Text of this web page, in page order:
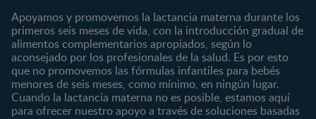
¿Quiénes somos?
Marcas y productos
Nuestros Productos
Nuestras Marcas
Embarazo
Posparto
0 a 4 meses
4 a 6 meses
6 a 8 meses
8 a 12 meses
Nutrición
Salud
Maternidad
Paternidad
Vida en familia
Apoyamos y promovemos la lactancia materna durante los
primeros seis meses de vida, con la introducción gradual de
alimentos complementarios apropiados, según lo
aconsejado por los profesionales de la salud. Es por esto
que no promovemos las fórmulas infantiles para bebés
menores de seis meses, como mínimo, en ningún lugar.
Cuando la lactancia materna no es posible, estamos aquí
para ofrecer nuestro apoyo a través de soluciones basadas